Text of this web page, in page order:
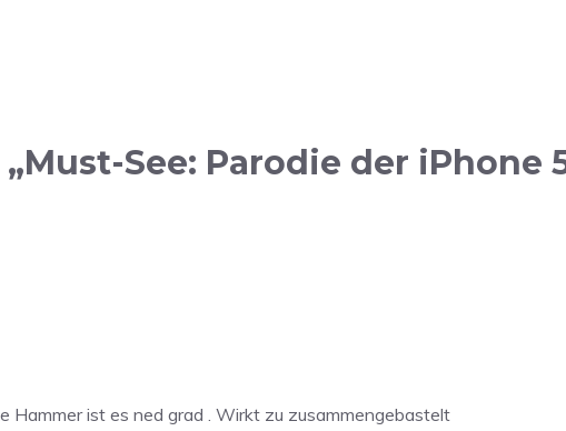
See: Parodie der iPhone
Hammer ist es ned grad . Wirkt zu zusammengebastelt